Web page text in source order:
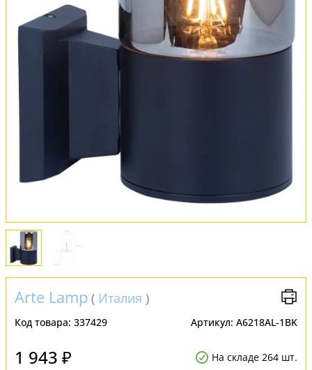
Установка
Arte Lamp ( Италия )
Код товара: 337429 Артикул: A6218AL-1BK
1 943 ₽ На складе 264 шт.